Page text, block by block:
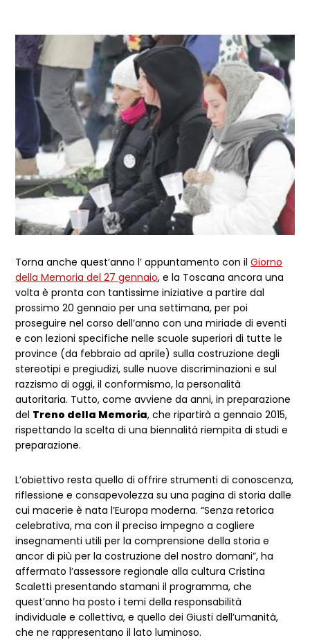
Dettagli articolo
Torna anche quest’anno l’ appuntamento con ilGiorno
della Memoria del 27 gennaio, e la Toscana ancora una
volta è pronta con tantissime iniziative a partire dal
prossimo 20 gennaio per una settimana, per poi
proseguire nel corso dell’anno con una miriade di eventi
e con lezioni specifiche nelle scuole superiori di tutte le
province (da febbraio ad aprile) sulla costruzione degli
stereotipi e pregiudizi, sulle nuove discriminazioni e sul
razzismo di oggi, il conformismo, la personalità
autoritaria. Tutto, come avviene da anni, in preparazione
del Treno della Memoria, che ripartirà a gennaio 2015,
rispettando la scelta di una biennalità riempita di studi e
preparazione.
L’obiettivo resta quello di offrire strumenti di conoscenza,
riflessione e consapevolezza su una pagina di storia dalle
cui macerie è nata l’Europa moderna. “Senza retorica
celebrativa, ma con il preciso impegno a cogliere
insegnamenti utili per la comprensione della storia e
ancor di più per la costruzione del nostro domani”, ha
affermato l’assessore regionale alla cultura Cristina
Scaletti presentando stamani il programma, che
quest’anno ha posto i temi della responsabilità
individuale e collettiva, e quello dei Giusti dell’umanità,
che ne rappresentano il lato luminoso.